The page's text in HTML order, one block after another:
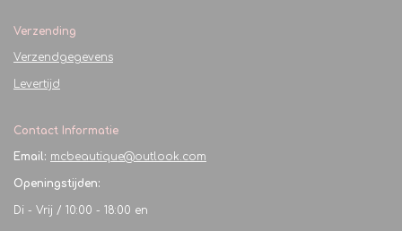
Verzending
Verzendgegevens
Levertijd
Contact Informatie
Email: mcbeautique@outlook.com
Openingstijden:
Di - Vrij / 10:00 - 18:00 en